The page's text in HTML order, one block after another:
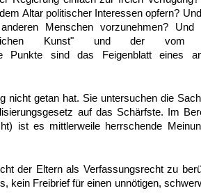
Altar politischer Interessen opfern?
Menschen vorzunehmen?
Kunst" und der vom
Punkte sind das Feigenblatt eines
nicht getan hat. Sie untersuchen die
auf das Schärfste. Im
ist es mittlerweile herrschende
der Eltern als Verfassungsrecht zu
kein Freibrief für einen unnötigen,